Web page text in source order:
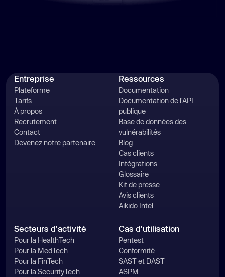
Entreprise
Plateforme
Tarifs
À propos
Recrutement
Contact
Devenez notre partenaire
Ressources
Documentation
Documentation de l'API
publique
Base de données des
vulnérabilités
Blog
Cas clients
Intégrations
Glossaire
Kit de presse
Avis clients
Aikido Intel
Secteurs d'activité
Pour la HealthTech
Pour la MedTech
Pour la FinTech
Pour la SecurityTech
Cas d’utilisation
Pentest
Conformité
SAST et DAST
ASPM